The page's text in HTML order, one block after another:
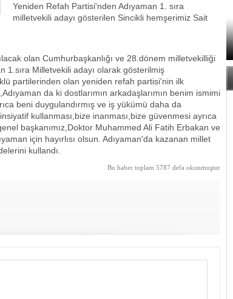
Yeniden Refah Partisi'nden Adıyaman 1. sıra
milletvekili adayı gösterilen Sincikli hemşerimiz Sait
olan Cumhurbaşkanlığı ve 28.dönem milletvekilliği
1.sıra Milletvekili adayı olarak gösterilmiş
partilerinden olan yeniden refah partisi'nin ilk
da ki dostlarımın arkadaşlarımın benim ismimi
beni duygulandırmış ve iş yükümü daha da
kullanması,bize inanması,bize güvenmesi ayrıca
başkanımız,Doktor Muhammed Ali Fatih Erbakan ve
için hayırlısı olsun. Adıyaman'da kazanan millet
kullandı.
Bu haber toplam 5787 defa okunmuştur